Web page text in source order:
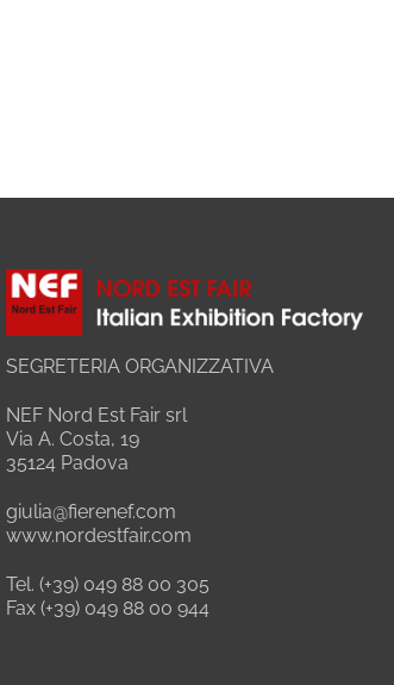
SEGRETERIA ORGANIZZATIVA
NEF Nord Est Fair srl
Via A. Costa, 19
35124 Padova
giulia@fierenef.com
www.nordestfair.com
Tel. (+39) 049 88 00 305
Fax (+39) 049 88 00 944